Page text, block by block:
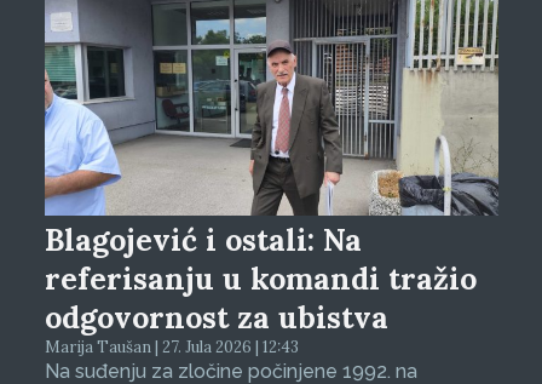
Blagojević i ostali: Na
referisanju u komandi tražio
odgovornost za ubistva
Marija Taušan | 27. Jula 2026 | 12:43
Na suđenju za zločine počinjene 1992. na